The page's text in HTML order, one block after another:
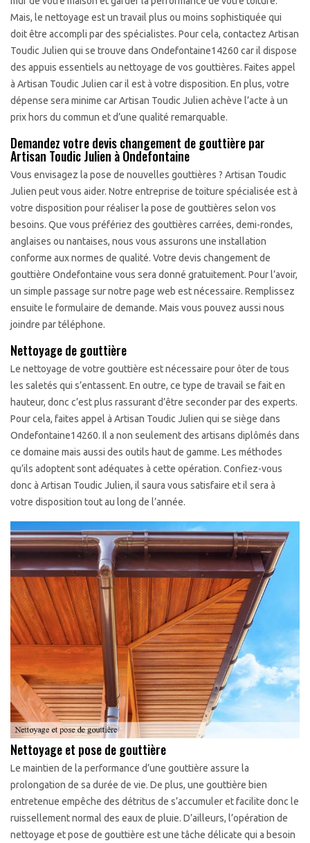
Mais, le nettoyage est un travail plus ou moins sophistiquée qui
doit être accompli par des spécialistes. Pour cela, contactez Artisan
Toudic Julien qui se trouve dans Ondefontaine14260 car il dispose
des appuis essentiels au nettoyage de vos gouttières. Faites appel
à Artisan Toudic Julien car il est à votre disposition. En plus, votre
dépense sera minime car Artisan Toudic Julien achève l’acte à un
prix hors du commun et d’une qualité remarquable.
Demandez votre devis changement de gouttière par
Artisan Toudic Julien à Ondefontaine
Vous envisagez la pose de nouvelles gouttières ? Artisan Toudic
Julien peut vous aider. Notre entreprise de toiture spécialisée est à
votre disposition pour réaliser la pose de gouttières selon vos
besoins. Que vous préfériez des gouttières carrées, demi-rondes,
anglaises ou nantaises, nous vous assurons une installation
conforme aux normes de qualité. Votre devis changement de
gouttière Ondefontaine vous sera donné gratuitement. Pour l’avoir,
un simple passage sur notre page web est nécessaire. Remplissez
ensuite le formulaire de demande. Mais vous pouvez aussi nous
joindre par téléphone.
Nettoyage de gouttière
Le nettoyage de votre gouttière est nécessaire pour ôter de tous
les saletés qui s’entassent. En outre, ce type de travail se fait en
hauteur, donc c’est plus rassurant d’être seconder par des experts.
Pour cela, faites appel à Artisan Toudic Julien qui se siège dans
Ondefontaine14260. Il a non seulement des artisans diplômés dans
ce domaine mais aussi des outils haut de gamme. Les méthodes
qu’ils adoptent sont adéquates à cette opération. Confiez-vous
donc à Artisan Toudic Julien, il saura vous satisfaire et il sera à
votre disposition tout au long de l’année.
Nettoyage et pose de gouttière
Le maintien de la performance d’une gouttière assure la
prolongation de sa durée de vie. De plus, une gouttière bien
entretenue empêche des détritus de s’accumuler et facilite donc le
ruissellement normal des eaux de pluie. D’ailleurs, l’opération de
nettoyage et pose de gouttière est une tâche délicate qui a besoin